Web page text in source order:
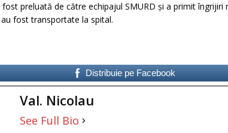
preluată de către echipajul SMURD și a primit îngrijiri
fost transportate la spital.
Distribuie pe Facebook
Val. Nicolau
See Full Bio